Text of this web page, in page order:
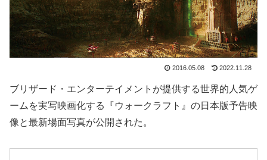
2016.05.08 2022.11.28
ブリザード・エンターテイメントが提供する世界的人気ゲ
ームを実写映画化する『ウォークラフト』の日本版予告映
像と最新場面写真が公開された。